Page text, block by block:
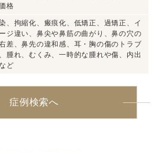
格
、拘縮化、瘢痕化、低矯正、過矯正、イ
ジ違い、鼻尖や鼻筋の曲がり、鼻の穴の
差、鼻先の違和感、耳・胸の傷のトラブ
腫れ、むくみ、一時的な腫れや傷、内出
ど
症例検索へ